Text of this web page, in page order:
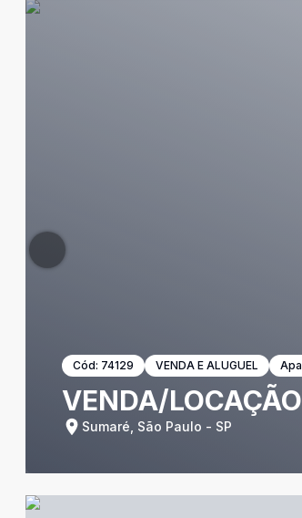
Cód: 74129 VENDA E ALUGUEL
VENDA/
Sumaré, São Paulo - SP